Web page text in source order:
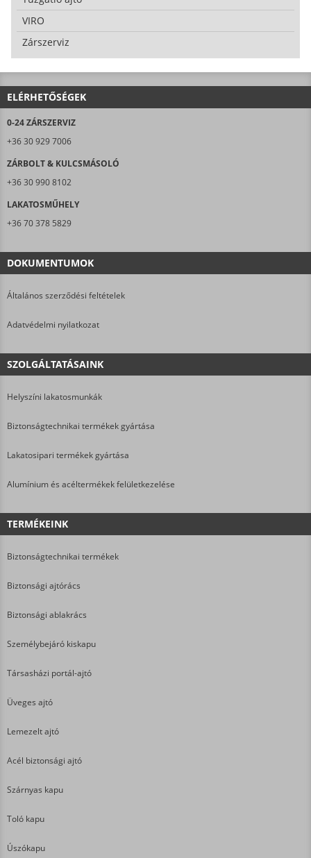
VIRO
Zárszerviz
ELÉRHETŐSÉGEK
0-24 ZÁRSZERVIZ
+36 30 929 7006
ZÁRBOLT & KULCSMÁSOLÓ
+36 30 990 8102
LAKATOSMŰHELY
+36 70 378 5829
DOKUMENTUMOK
Általános szerződési feltételek
Adatvédelmi nyilatkozat
SZOLGÁLTATÁSAINK
Helyszíni lakatosmunkák
Biztonságtechnikai termékek gyártása
Lakatosipari termékek gyártása
Alumínium és acéltermékek felületkezelése
TERMÉKEINK
Biztonságtechnikai termékek
Biztonsági ajtórács
Biztonsági ablakrács
Személybejáró kiskapu
Társasházi portál-ajtó
Üveges ajtó
Lemezelt ajtó
Acél biztonsági ajtó
Szárnyas kapu
Toló kapu
Úszókapu